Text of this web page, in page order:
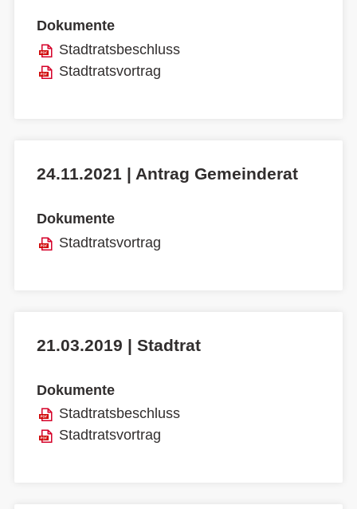
Dokumente
Stadtratsbeschluss
Stadtratsvortrag
24.11.2021 | Antrag Gemeinderat
Dokumente
Stadtratsvortrag
21.03.2019 | Stadtrat
Dokumente
Stadtratsbeschluss
Stadtratsvortrag